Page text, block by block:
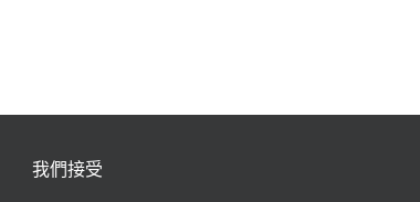
我們接受